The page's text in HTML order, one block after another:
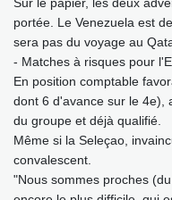
portée. Le Venezuela est
sera pas du voyage au
- Matches à risques pour
En position comptable
dont 6 d'avance sur le 4e),
du groupe et déjà qualifié.
Même si la Seleçao,
convalescent.
"Nous sommes proches